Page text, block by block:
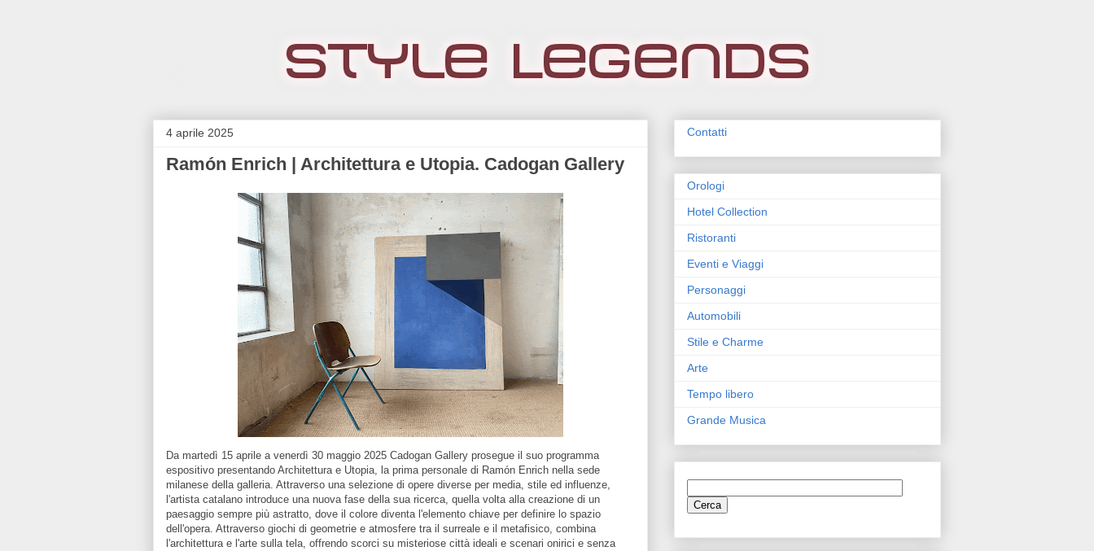
4 aprile 2025
Ramón Enrich | Architettura e Utopia. Cadogan Gallery
Da martedì 15 aprile a venerdì 30 maggio 2025 Cadogan Gallery prosegue il suo programma
espositivo presentando Architettura e Utopia, la prima personale di Ramón Enrich nella sede
milanese della galleria. Attraverso una selezione di opere diverse per media, stile ed influenze,
l'artista catalano introduce una nuova fase della sua ricerca, quella volta alla creazione di un
paesaggio sempre più astratto, dove il colore diventa l'elemento chiave per definire lo spazio
dell'opera. Attraverso giochi di geometrie e atmosfere tra il surreale e il metafisico, combina
l'architettura e l'arte sulla tela, offrendo scorci su misteriose città ideali e scenari onirici e senza
Contatti
Orologi
Hotel Collection
Ristoranti
Eventi e Viaggi
Personaggi
Automobili
Stile e Charme
Arte
Tempo libero
Grande Musica